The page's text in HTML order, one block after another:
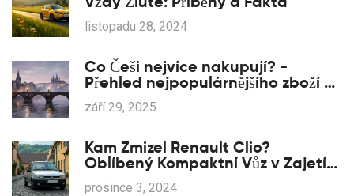
listopadu 28, 2024
Co Češi nejvíce nakupují? -
Přehled nejpopulárnějšího zboží v
ČR
září 29, 2025
Kam Zmizel Renault Clio?
Oblíbený Kompaktní Vůz v Zajetí
Nových Trendů
prosince 3, 2024